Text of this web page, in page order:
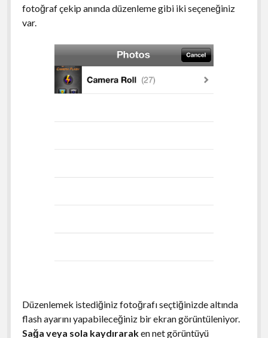
fotoğraf çekip anında düzenleme gibi iki seçeneğiniz
var.
Düzenlemek istediğiniz fotoğrafı seçtiğinizde altında
flash ayarını yapabileceğiniz bir ekran görüntüleniyor.
Sağa veya sola kaydıraraken net görüntüyü